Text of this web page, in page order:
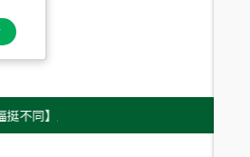
用實力，讓升職免抽號碼牌！最新雇主品